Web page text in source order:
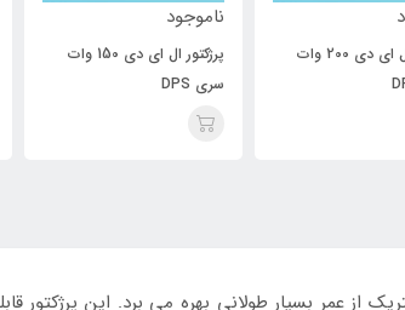
پرژکتور ال ای دی 200 وات
ناموجود
پرژکتور ال ای دی 150 وات
سری DPS
از عمر بسیار طولانی بهره می برد. این پرژکتور